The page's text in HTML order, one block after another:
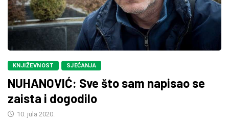
KNJIŽEVNOST SJEĆANJA
NUHANOVIĆ: Sve što sam napisao se
zaista i dogodilo
10. jula 2020.